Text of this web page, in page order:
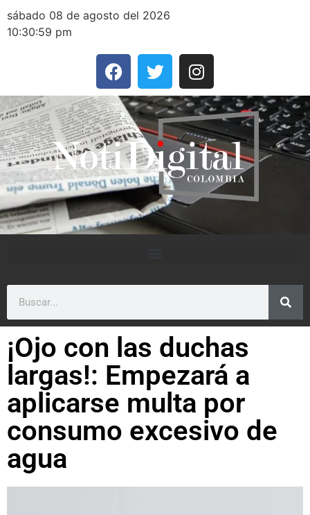
sábado 08 de agosto del 2026
10:30:59 pm
¡Ojo con las duchas
largas!: Empezará a
aplicarse multa por
consumo excesivo de
agua